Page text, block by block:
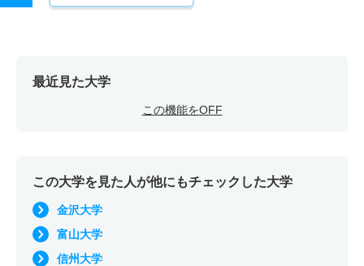
最近見た大学
この機能をOFF
この大学を見た人が他にもチェックした大学
金沢大学
富山大学
信州大学